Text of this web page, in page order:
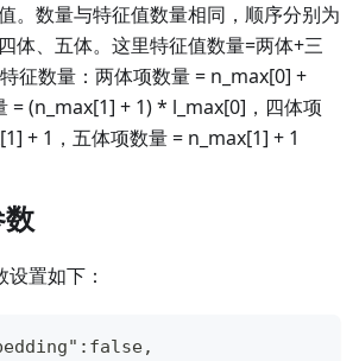
。数量与特征值数量相同，顺序分别为
体、五体。这里特征值数量=两体+三
征数量：两体项数量 = n_max[0] +
= (n_max[1] + 1) * l_max[0]，四体项
+ 1，五体项数量 = n_max[1] + 1
置如下：